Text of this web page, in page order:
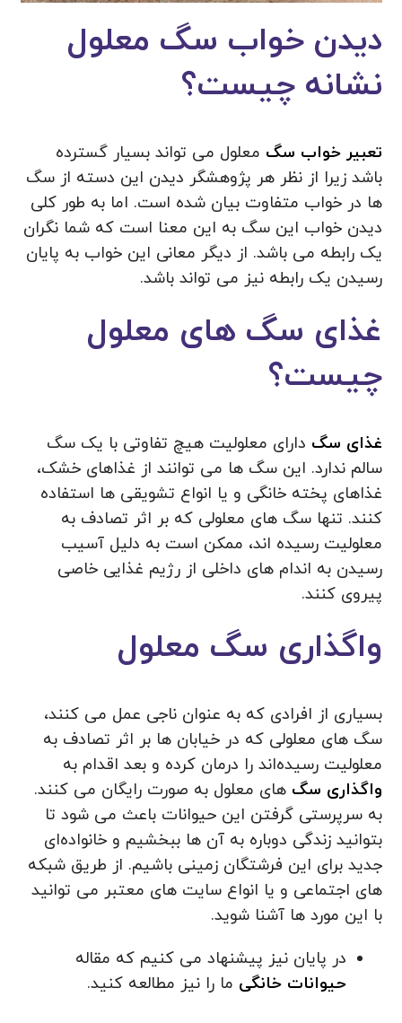
دیدن خواب سگ معلول
نشانه چیست؟
تعبير خواب سگ معلول می تواند بسیار گسترده
باشد زیرا از نظر هر پژوهشگر دیدن این دسته از سگ
ها در خواب متفاوت بیان شده است. اما به طور کلی
دیدن خواب این سگ به این معنا است که شما نگران
یک رابطه می باشد. از دیگر معانی این خواب به پایان
رسیدن یک رابطه نیز می تواند باشد.
غذای سگ های معلول
چیست؟
غذای سگ دارای معلولیت هیچ تفاوتی با یک سگ
سالم ندارد. این سگ ها می توانند از غذاهای خشک،
غذاهای پخته خانگی و یا انواع تشویقی ها استفاده
کنند. تنها سگ های معلولی که بر اثر تصادف به
معلولیت رسیده اند، ممکن است به دلیل آسیب
رسیدن به اندام های داخلی از رژیم غذایی خاصی
پیروی کنند.
واگذاری سگ معلول
بسیاری از افرادی که به عنوان ناجی عمل می کنند،
سگ های معلولی که در خیابان ها بر اثر تصادف به
معلولیت رسیده‌اند را درمان کرده و بعد اقدام به
واگذاری سگ های معلول به صورت رایگان می کنند.
به سرپرستی گرفتن این حیوانات باعث می شود تا
بتوانید زندگی‌ دوباره به آن ها ببخشیم و خانواده‌ای
جدید برای این فرشتگان زمینی باشیم. از طریق شبکه
های اجتماعی و یا انواع سایت های معتبر می توانید
با این مورد ها آشنا شوید.
در پایان نیز پیشنهاد می کنیم که مقاله
حیوانات خانگی ما را نیز مطالعه کنید.